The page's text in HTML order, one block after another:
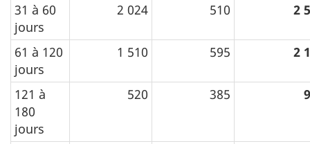
31 à 60
jours
2 024 510 2
61 à 120
jours
1 510 595 2
121 à
180
jours
520 385